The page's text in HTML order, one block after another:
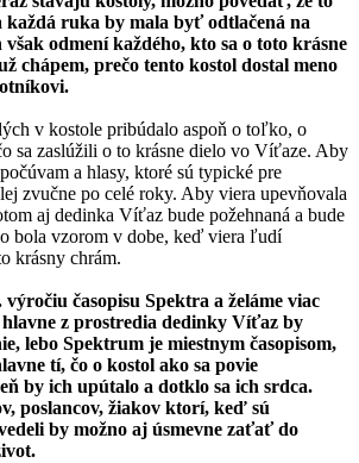
každá ruka by mala byť odtlačená na
odmení každého, kto sa o toto krásne
chápem, prečo tento kostol dostal meno
v kostole pribúdalo aspoň o toľko, o
sa zaslúžili o to krásne dielo vo Víťaze. Aby
a hlasy, ktoré sú typické pre
zvučne po celé roky. Aby viera upevňovala
aj dedinka Víťaz bude požehnaná a bude
bola vzorom v dobe, keď viera ľudí
krásny chrám.
časopisu Spektra a želáme viac
z prostredia dedinky Víťaz by
lebo Spektrum je miestnym časopisom,
tí, čo o kostol ako sa povie
by ich upútalo a dotklo sa ich srdca.
poslancov, žiakov ktorí, keď sú
by možno aj úsmevne zaťať do